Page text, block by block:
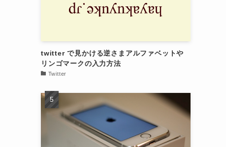
twitter で見かける逆さまアルファベットや
リンゴマークの入力方法
Twitter